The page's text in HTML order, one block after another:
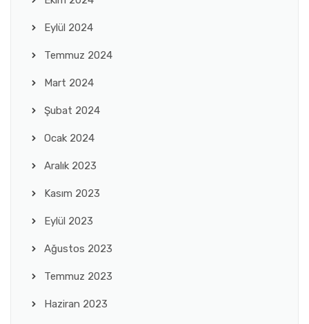
Eylül 2024
Temmuz 2024
Mart 2024
Şubat 2024
Ocak 2024
Aralık 2023
Kasım 2023
Eylül 2023
Ağustos 2023
Temmuz 2023
Haziran 2023